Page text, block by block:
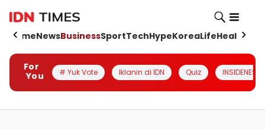
HomeNewsBusinessSportTechHypeKoreaLifeHealth
For
You
# Yuk Vote Iklanin di IDN Quiz INSIDENESIA